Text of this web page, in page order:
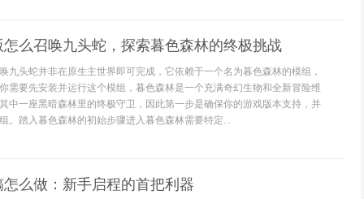
么召唤九头蛇，探索暮色森林的终极挑战
九头蛇并非在原生主世界即可完成，它依赖于一个名为暮色森林的模组，
需要先安装并运行这个模组，暮色森林是一个充满奇幻生物和全新冒险维
中一座黑暗森林里的终极守卫，因此第一步是确保你的游戏版本支持，并
。踏入暮色森林的初始步骤进入暮色森林需要特定...
么做：新手启程的首把利器